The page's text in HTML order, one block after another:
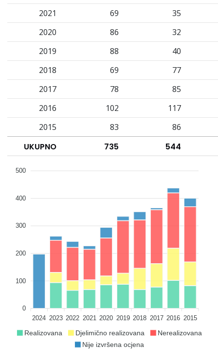
2021
69
35
2020
86
32
2019
88
40
2018
69
77
2017
78
85
2016
102
117
2015
83 86
UKUPNO 735 544
500
400
300
200
100
0
2024 2023 2022 2021 2020 2019 2018 2017 2016 2015
Realizovana Djelimično realizovana
Nerealizovana
Nije izvršena ocjena